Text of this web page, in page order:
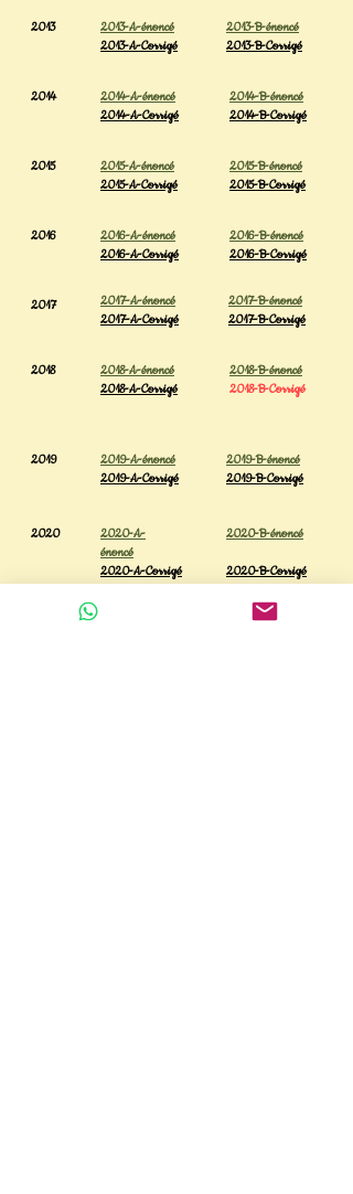
2013
2013-A-énoncé
2013-A-Corrigé
2013-B-énoncé
2013-B-Corrigé
2014
2014-A-énoncé
2014-A-Corrigé
2014-B-énoncé
2014-B-Corrigé
2015
2015-A-énoncé
2015-A-Corrigé
2015-B-énoncé
2015-B-Corrigé
2016
2016-A-énoncé
2016-A-Corrigé
2016-B-énoncé
2016-B-Corrigé
2017
2017-A-énoncé
2017-A-Corrigé
2017-B-énoncé
2017-B-Corrigé
2018
2018-A-énoncé
2018-A-Corrigé
2018-B-énoncé
2018-B-Corrigé
2019
2019-A-énoncé
2019-A-Corrigé
2019-B-énoncé
2019-B-Corrigé
2020
2020-A-
énoncé
2020-A-Corrigé
2020-B-énoncé
2020-B-Corrigé